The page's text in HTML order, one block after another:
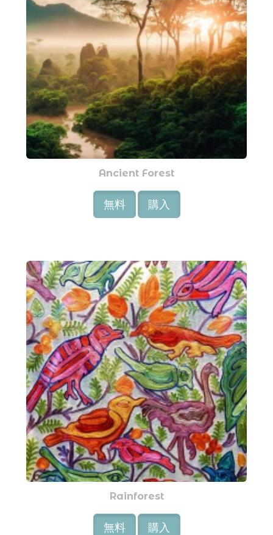
Ancient Forest
無料 購入
Rainforest
無料 購入